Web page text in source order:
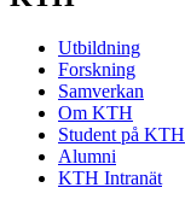
Utbildning
Forskning
Samverkan
Om KTH
Student på KTH
Alumni
KTH Intranät